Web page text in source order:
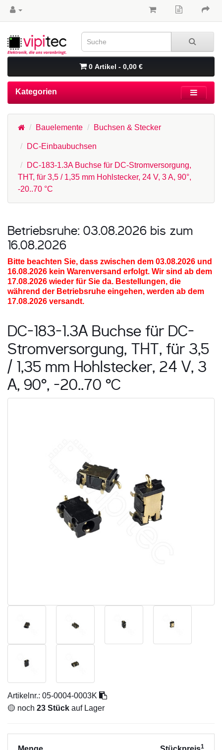
0 Artikel - 0,00 €
Kategorien
Bauelemente Buchsen & Stecker
DC-Einbaubuchsen
DC-183-1.3A Buchse für DC-Stromversorgung,
THT, für 3,5 / 1,35 mm Hohlstecker, 24 V, 3 A, 90°,
-20..70 °C
Betriebsruhe: 03.08.2026 bis zum
16.08.2026
Bitte beachten Sie, dass zwischen dem 03.08.2026 und
16.08.2026 kein Warenversand erfolgt. Wir sind ab dem
17.08.2026 wieder für Sie da. Bestellungen, die
während der Betriebsruhe eingehen, werden ab dem
17.08.2026 versandt.
DC-183-1.3A Buchse für DC-
Stromversorgung, THT, für 3,5
/ 1,35 mm Hohlstecker, 24 V, 3
A, 90°, -20..70 °C
Artikelnr.: 05-0004-0003K
🟡 noch 23 Stück auf Lager
1